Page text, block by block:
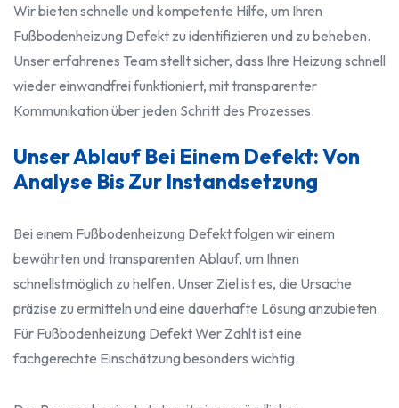
Wir bieten schnelle und kompetente Hilfe, um Ihren
Fußbodenheizung Defekt zu identifizieren und zu beheben.
Unser erfahrenes Team stellt sicher, dass Ihre Heizung schnell
wieder einwandfrei funktioniert, mit transparenter
Kommunikation über jeden Schritt des Prozesses.
Unser Ablauf Bei Einem Defekt: Von
Analyse Bis Zur Instandsetzung
Bei einem Fußbodenheizung Defekt folgen wir einem
bewährten und transparenten Ablauf, um Ihnen
schnellstmöglich zu helfen. Unser Ziel ist es, die Ursache
präzise zu ermitteln und eine dauerhafte Lösung anzubieten.
Für Fußbodenheizung Defekt Wer Zahlt ist eine
fachgerechte Einschätzung besonders wichtig.